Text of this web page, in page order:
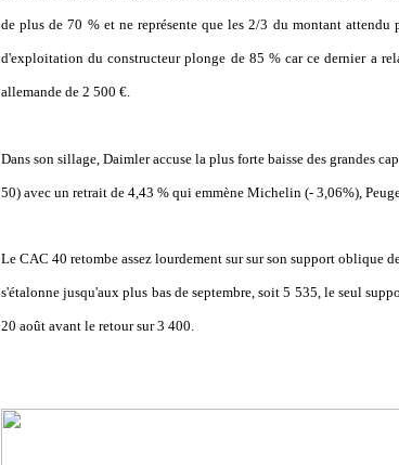
de plus de 70 % et ne représente que les 2/3 du montant attendu
d'exploitation du constructeur plonge de 85 % car ce dernier a
allemande de 2 500 €.
Dans son sillage, Daimler accuse la plus forte baisse des grandes
50) avec un retrait de 4,43 % qui emmène Michelin (- 3,06%),
Le CAC 40 retombe assez lourdement sur sur son support oblique
s'étalonne jusqu'aux plus bas de septembre, soit 5 535, le seul
20 août avant le retour sur 3 400.